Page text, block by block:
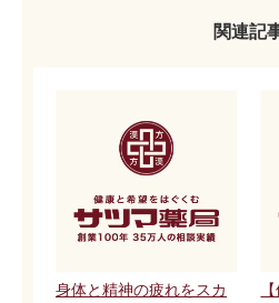
関連記
身体と精神の疲れをスカ